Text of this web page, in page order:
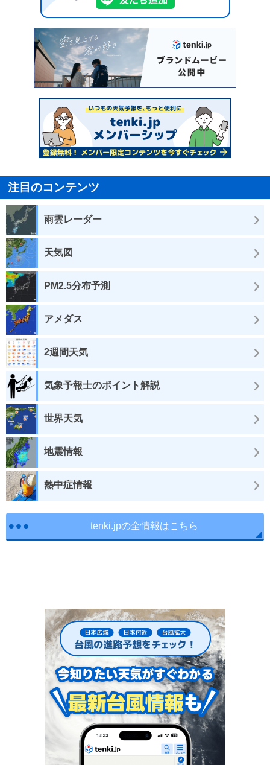
注目のコンテンツ
雨雲レーダー
天気図
PM2.5分布予測
アメダス
2週間天気
気象予報士のポイント解説
世界天気
地震情報
熱中症情報
tenki.jpの全情報はこちら